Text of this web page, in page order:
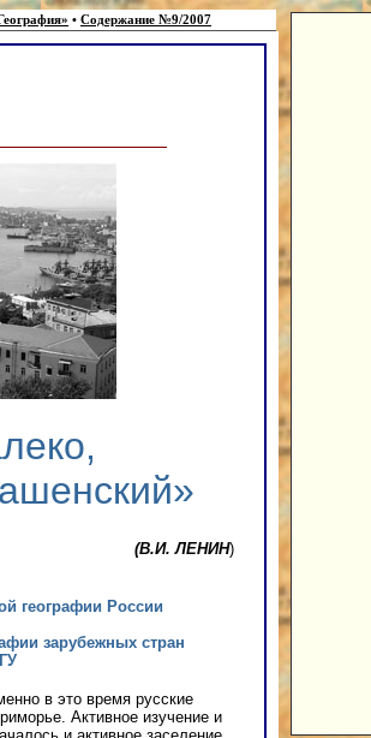
• Содержание №9/2007
(В.И. ЛЕНИН)
географии России
зарубежных стран
в это время русские
Активное изучение и